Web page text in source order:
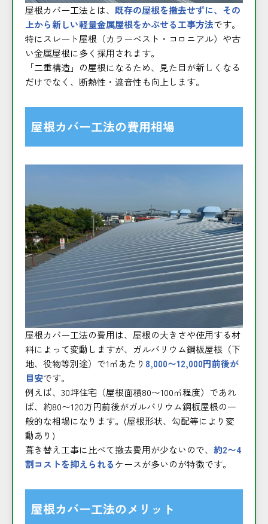
屋根カバー工法とは、 既存の屋根を撤去せずに、その
上から新しい軽量金属屋根をかぶせる工事方法です。
特にスレート屋根（カラーベスト・コロニアル）や古
い金属屋根に多く採用されます。
「二重構造」の屋根になるため、見た目が新しくなる
だけでなく、断熱性・遮音性も向上します。
屋根カバー工法の費用相場
屋根カバー工法の費用は、屋根の大きさや使用する材
料によって変動しますが、ガルバリウム鋼板屋根（下
地、役物等別途）で1㎡あたり 8,000〜12,000円前後が
目安です。
例えば、30坪住宅（屋根面積80〜100㎡程度）であれ
ば、約80〜120万円前後がガルバリウム鋼板屋根の一
般的な相場になります。(屋根形状、勾配等により変
動あり)
葺き替え工事に比べて撤去費用が少ないので、 約2〜4
割コストを抑えられるケースが多いのが特徴です。
屋根カバー工法のメリット